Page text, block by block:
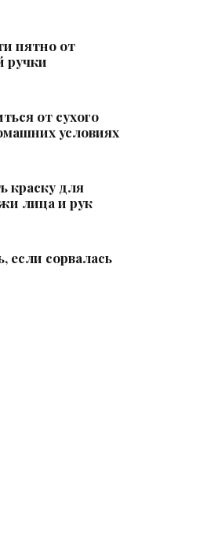
пятно от
ручки
от сухого
условиях
краску для
лица и рук
если сорвалась